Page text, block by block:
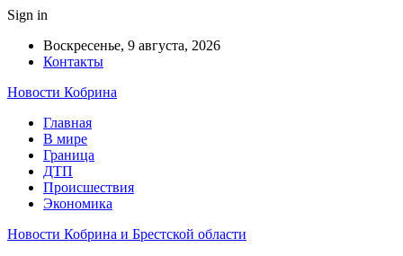
Sign in
Воскресенье, 9 августа, 2026
Контакты
Новости Кобрина
Главная
В мире
Граница
ДТП
Происшествия
Экономика
Новости Кобрина и Брестской области